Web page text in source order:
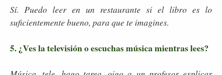
Sí. Puedo leer en un restaurante si el libro es lo
suficientemente bueno, para que te imagines.
5. ¿Ves la televisión o escuchas música mientras lees?